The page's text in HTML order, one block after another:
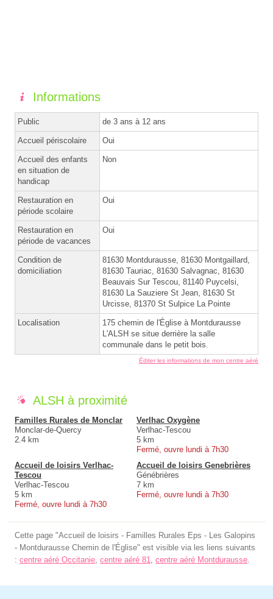
Informations
Public de 3 ans à 12 ans
Accueil périscolaire Oui
Accueil des enfants
en situation de
handicap
Non
Restauration en
période scolaire
Oui
Restauration en
période de vacances
Oui
Condition de
domiciliation
81630 Montdurausse, 81630 Montgaillard,
81630 Tauriac, 81630 Salvagnac, 81630
Beauvais Sur Tescou, 81140 Puycelsi,
81630 La Sauziere St Jean, 81630 St
Urcisse, 81370 St Sulpice La Pointe
Localisation
175 chemin de l'Église à Montdurausse
L'ALSH se situe derrière la salle
communale dans le petit bois.
Éditer les informations de mon centre aéré
ALSH à proximité
Familles Rurales de Monclar
Monclar-de-Quercy
2.4 km
Verlhac Oxygène
Verlhac-Tescou
5 km
Fermé, ouvre lundi à 7h30
Accueil de loisirs Verlhac-
Tescou
Verlhac-Tescou
5 km
Fermé, ouvre lundi à 7h30
Accueil de loisirs Genebrières
Génébrières
7 km
Fermé, ouvre lundi à 7h30
Cette page "Accueil de loisirs - Familles Rurales Eps - Les Galopins
- Montdurausse Chemin de l'Église" est visible via les liens suivants
: centre aéré Occitanie, centre aéré 81, centre aéré Montdurausse.